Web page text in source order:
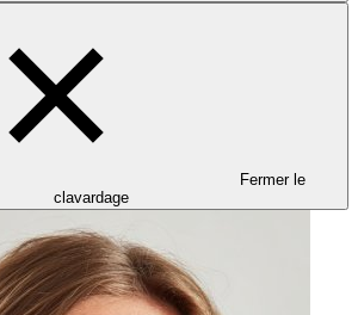
Fermer le
clavardage